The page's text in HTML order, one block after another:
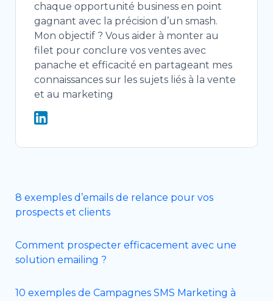
chaque opportunité business en point
gagnant avec la précision d’un smash.
Mon objectif ? Vous aider à monter au
filet pour conclure vos ventes avec
panache et efficacité en partageant mes
connaissances sur les sujets liés à la vente
et au marketing
8 exemples d’emails de relance pour vos
prospects et clients
Comment prospecter efficacement avec une
solution emailing ?
10 exemples de Campagnes SMS Marketing à